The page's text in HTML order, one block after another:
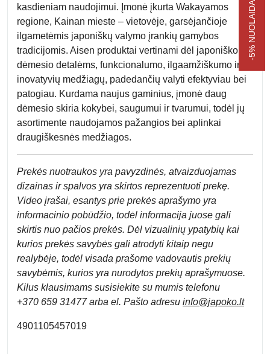
kasdieniam naudojimui. Įmonė įkurta Wakayamos
regione, Kainan mieste – vietovėje, garsėjančioje
ilgametėmis japoniškų valymo įrankių gamybos
tradicijomis. Aisen produktai vertinami dėl japoniško
dėmesio detalėms, funkcionalumo, ilgaamžiškumo ir
inovatyvių medžiagų, padedančių valyti efektyviau bei
patogiau. Kurdama naujus gaminius, įmonė daug
dėmesio skiria kokybei, saugumui ir tvarumui, todėl jų
asortimente naudojamos pažangios bei aplinkai
draugiškesnės medžiagos.
Prekės nuotraukos yra pavyzdinės, atvaizduojamas
dizainas ir spalvos yra skirtos reprezentuoti prekę.
Video įrašai, esantys prie prekės aprašymo yra
informacinio pobūdžio, todėl informacija juose gali
skirtis nuo pačios prekės. Dėl vizualinių ypatybių kai
kurios prekės savybės gali atrodyti kitaip negu
realybėje, todėl visada prašome vadovautis prekių
savybėmis, kurios yra nurodytos prekių aprašymuose.
Kilus klausimams susisiekite su mumis telefonu
+370 659 31477 arba el. Pašto adresu info@japoko.lt
4901105457019